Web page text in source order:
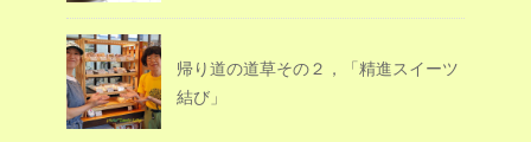
帰り道の道草その２，「精進スイーツ
結び」